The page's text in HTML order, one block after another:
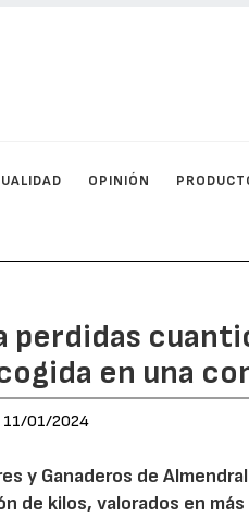
OPINIÓN
perdidas
en una
11/01/2024
y Ganaderos de
de kilos, valorados en